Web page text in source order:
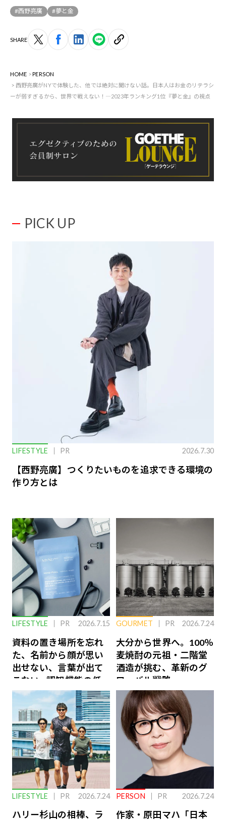
#西野亮廣 #夢と金
SHARE
HOME
PERSON
西野亮廣がNYで体験した、他では絶対に聞けない話。日本人はお金のリテラシ
ーが弱すぎるから、世界で戦えない！―2023年ランキング1位『夢と金』の視点
PICK UP
LIFESTYLE PR 2026.7.30
【西野亮廣】つくりたいものを追求できる環境の
作り方とは
LIFESTYLE PR 2026.7.15
資料の置き場所を忘れ
た、名前から顔が思い
出せない、言葉が出て
こない…認知機能の低
下を救う、脳のインナ
ーケアとは
GOURMET PR 2026.7.24
大分から世界へ。100％
麦焼酎の元祖・二階堂
酒造が挑む、革新のグ
ローバル戦略
LIFESTYLE PR 2026.7.24
ハリー杉山の相棒、ラ
PERSON PR 2026.7.24
作家・原田マハ「日本